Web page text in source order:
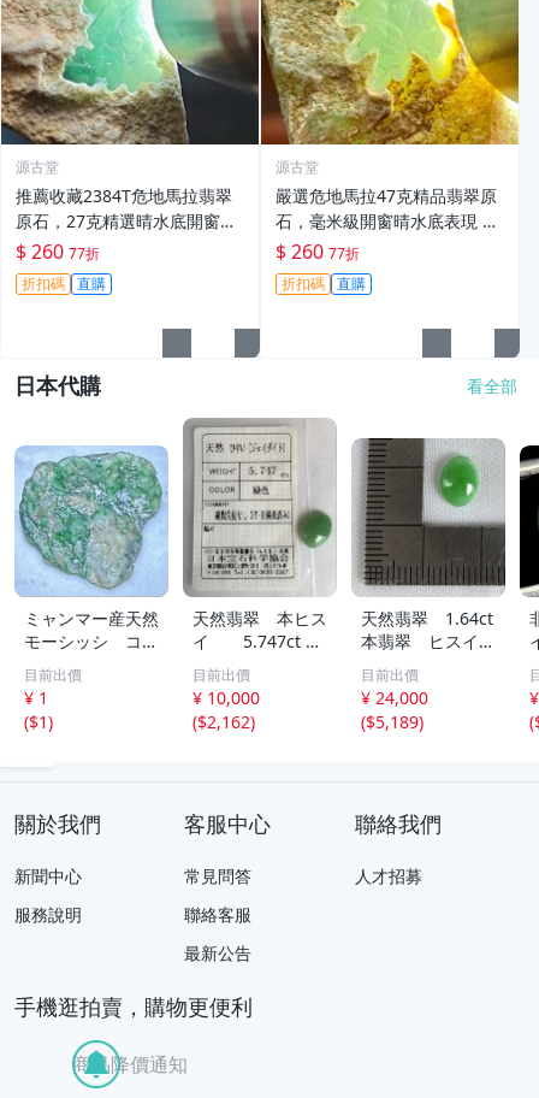
源古堂
推薦收藏2384T危地馬拉翡翠
原石，27克精選晴水底開窗美
石，每日晚11點截標，真實成
交。危地馬拉 翡翠原石 晴水底
$ 260 77折
折扣碼 直購
源古堂
嚴選危地馬拉47克精品翡翠原
石，毫米級開窗晴水底表現 翡
翠原石 危地馬拉 經典切片
$ 260 77折
折扣碼 直購
日本代購 看全部
ミャンマー産天然
モーシッシ コス
モクロア 翡翠輝
石 原石20.16g^
^激レア石^ ^
目前出價
¥ 1
($1)
天然翡翠 本ヒス
イ 5.747ct 日
宝協ソーティン
グ ルース
天然ひすい
目前出價
¥ 10,000
($2,162)
天然翡翠 1.64ct
本翡翠 ヒスイ
ジェイダイト ル
ース
目前出價
¥ 24,000
($5,189)
(
關於我們
新聞中心
服務說明
客服中心
常見問答
聯絡客服
最新公告
聯絡我們
人才招募
手機逛拍賣，購物更便利
商品降價通知